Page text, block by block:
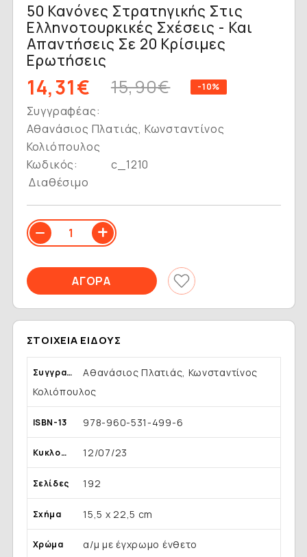
50 Κανόνες Στρατηγικής Στις
Ελληνοτουρκικές Σχέσεις - Και
Απαντήσεις Σε 20 Κρίσιμες
Ερωτήσεις
14,31€ 15,90€ -10%
Συγγραφέας:
Αθανάσιος Πλατιάς, Κωνσταντίνος
Κολιόπουλος
Κωδικός:
c_1210
Διαθέσιμο
ΣΤΟΙΧΕΊΑ ΕΊΔΟΥΣ
Συγγραφέας
Αθανάσιος Πλατιάς, Κωνσταντίνος
Κολιόπουλος
ISBN-13 978-960-531-499-6
Κυκλοφορία 12/07/23
Σελίδες 192
Σχήμα 15,5 x 22,5 cm
Χρώμα α/μ με έγχρωμο ένθετο